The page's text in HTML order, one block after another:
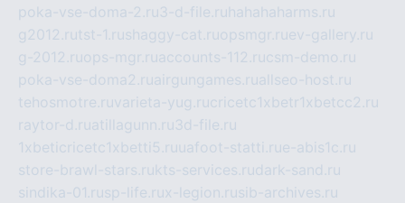
poka-vse-doma-2.ru3-d-file.ru hahahaharms.ru
g2012.rutst-1.rushaggy-cat.ruopsmgr.ruev-gallery.ru
g-2012.ruops-mgr.ruaccounts-112.rucsm-demo.ru
poka-vse-doma2.ruairgungames.ruallseo-host.ru
tehosmotre.ruvarieta-yug.rucricetc1xbetr1xbetcc2.ru
raytor-d.ruatillagunn.ru3d-file.ru
1xbeticricetc1xbetti5.ruuafoot-statti.rue-abis1c.ru
store-brawl-stars.rukts-services.rudark-sand.ru
sindika-01.rusp-life.rux-legion.rusib-archives.ru